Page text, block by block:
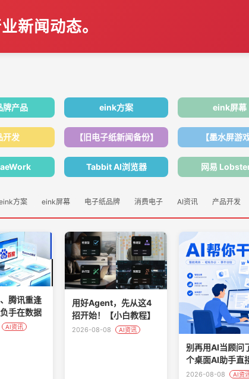
新闻动态。
牌产品 eink方案 eink屏幕
开发 【旧电子纸新闻备份】 【墨水屏游戏
Tabbit AI浏览器 网易
方案 eink屏幕 电子纸品牌 消费电子 AI资讯 产品开发
腾讯重逢
手在数据
AI资讯
用好Agent，先从这4
招开始！【小白教程】
2026-08-08 AI资讯
别再用AI当顾问
个桌面AI助手直
把活干完
2026-08-08 AI资